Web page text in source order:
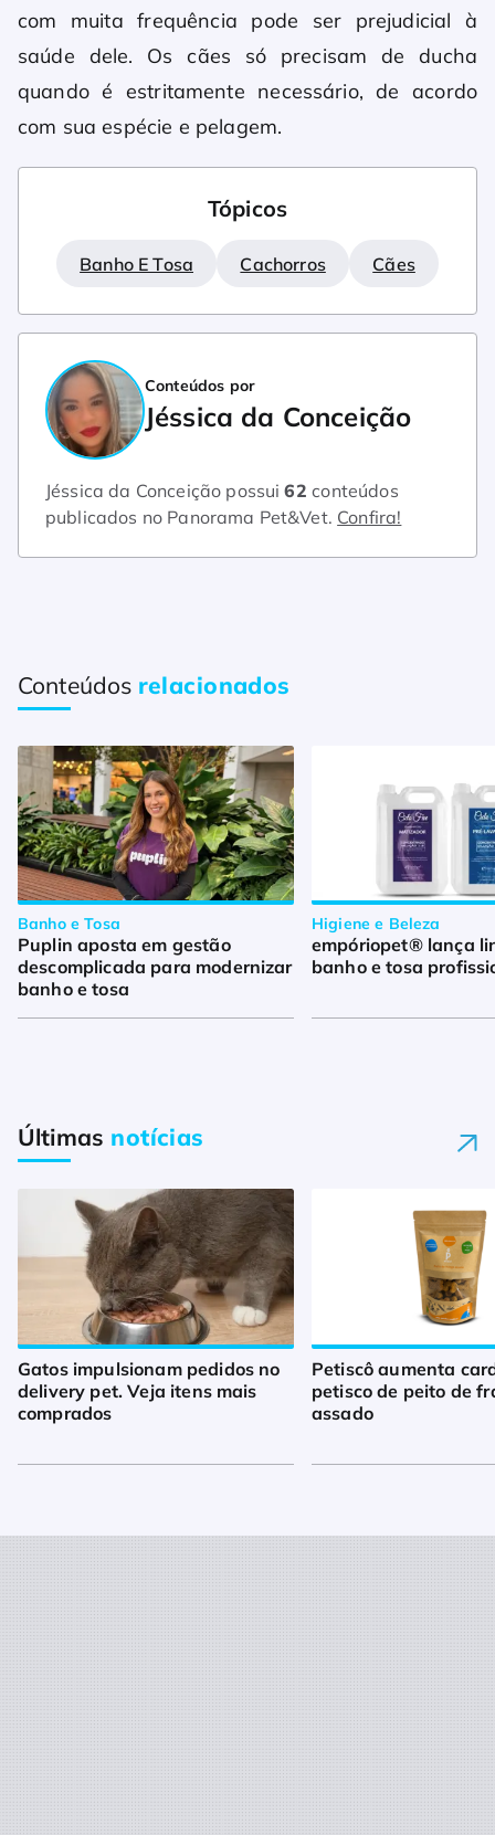
com muita frequência pode ser prejudicial à
saúde dele. Os cães só precisam de ducha
quando é estritamente necessário, de acordo
com sua espécie e pelagem.
Tópicos
Banho E Tosa Cachorros Cães
Conteúdos por
Jéssica da Conceição
Jéssica da Conceição possui62 conteúdos
publicados no Panorama Pet&Vet. Confira!
Conteúdos relacionados
Banho e Tosa
Puplin aposta em gestão
descomplicada para modernizar
banho e tosa
Higiene e Beleza
empóriopet® lança
banho e tosa
Últimas notícias
Gatos impulsionam pedidos no
delivery pet. Veja itens mais
comprados
Petiscô aumenta
petisco de peito de
assado